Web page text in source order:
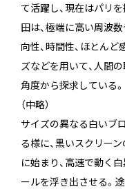
て活躍し、現在はパリ
田は、極端に高い周波
向性、時間性、ほとん
ズなどを用いて、人間
角度から探求している。
（中略）
サイズの異なる白いブ
る様に、黒いスクリー
に始まり、高速で動く
ールを浮き出させる。